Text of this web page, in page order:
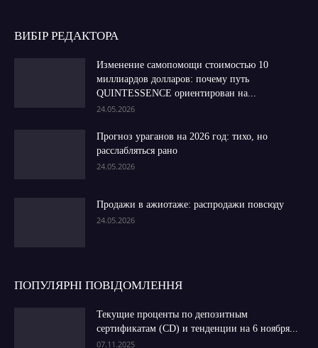
ВИБІР РЕДАКТОРА
Изменение самопомощи стоимостью 10
миллиардов долларов: почему путь
QUINTESSENCE ориентирован на...
24.05.2026
Прогноз ураганов на 2026 год: тихо, но
расслабляться рано
24.05.2026
Продажи в ажиотаже: распродажи повсюду
24.05.2026
ПОПУЛЯРНІ ПОВІДОМЛЕННЯ
Текущие проценты по депозитным
сертификатам (CD) и тенденции на 6 ноября...
07.11.2025